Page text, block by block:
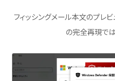
フィッシングメール本文のプレ
の完全再現では